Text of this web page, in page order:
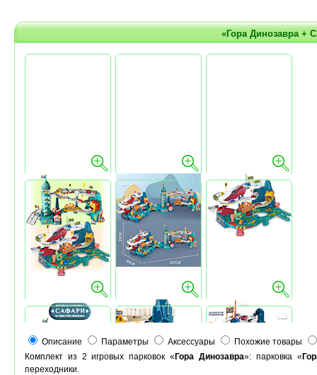
«Гора Динозавра +
Описание Параметры Аксессуары
Похожие товары
Комплект из 2 игровых парковок « Гора Динозавра»: парковка «
переходники.